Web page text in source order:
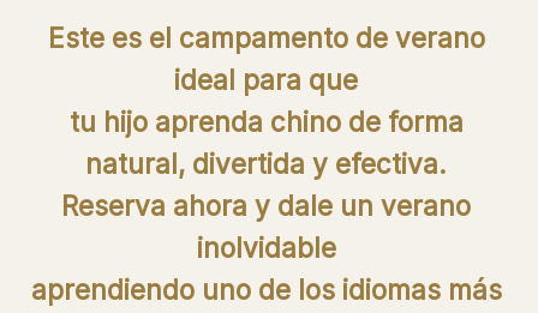
Este es el campamento de verano
ideal para que
tu hijo aprenda chino de forma
natural, divertida y efectiva.
Reserva ahora y dale un verano
inolvidable
aprendiendo uno de los idiomas más